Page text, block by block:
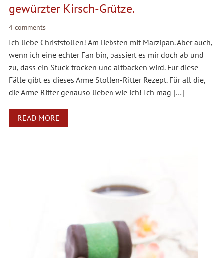
gewürzter Kirsch-Grütze.
4 comments
Ich liebe Christstollen! Am liebsten mit Marzipan. Aber auch,
wenn ich eine echter Fan bin, passiert es mir doch ab und
zu, dass ein Stück trocken und altbacken wird. Für diese
Fälle gibt es dieses Arme Stollen-Ritter Rezept. Für all die,
die Arme Ritter genauso lieben wie ich! Ich mag […]
READ MORE